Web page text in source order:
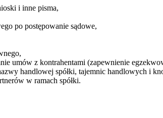
i inne pisma,
po postępowanie sądowe,
umów z kontrahentami (zapewnienie
handlowej spółki, tajemnic handlowych i
w ramach spółki.